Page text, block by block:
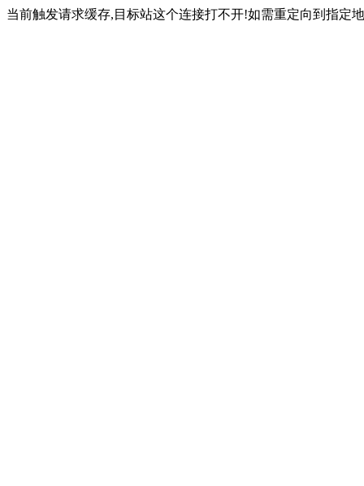
当前触发请求缓存,目标站这个连接打不开!如需重定向到指定